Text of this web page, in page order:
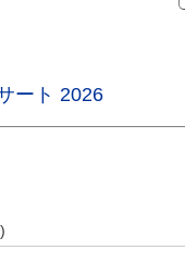
ート 2026